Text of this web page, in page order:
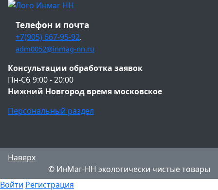
Телефон и почта
+7(905) 667-95-92.
adm0052@inmag-nn.ru
Консультации обработка заявок
Пн-Сб 9:00 - 20:00
Нижний Новгород время московское
Персональный раздел
Наверх
© ИнМаг-НН экологически чистые товары
Войти Регистрация